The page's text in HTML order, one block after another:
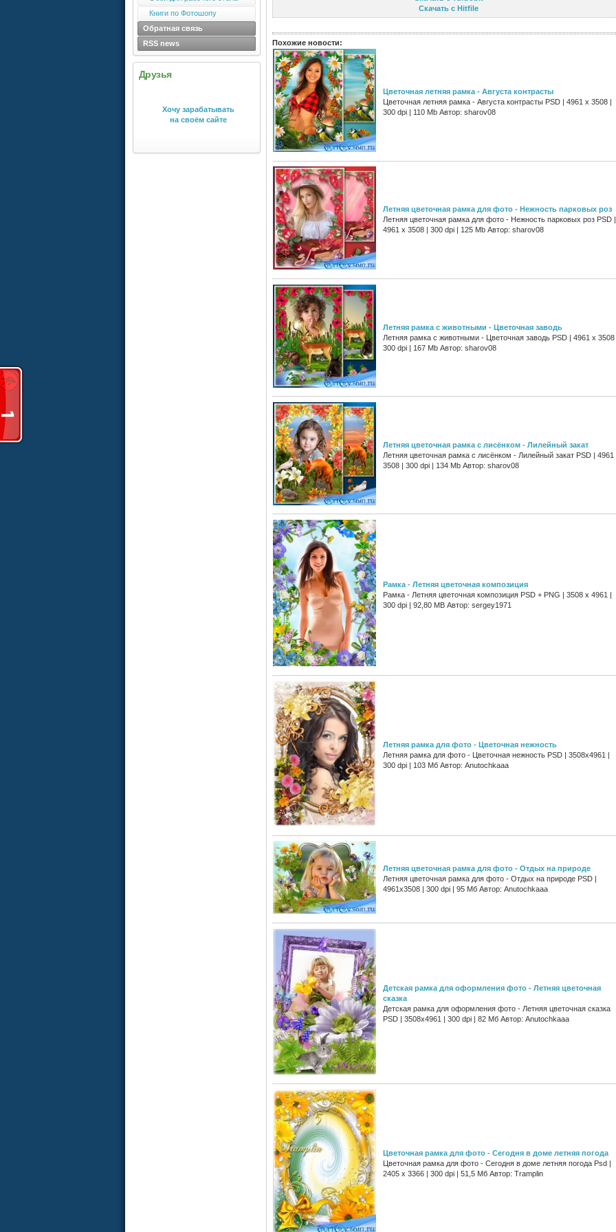
Книги по Фотошопу
Обратная связь
RSS news
Друзья
Хочу зарабатывать
на своём сайте
Скачать с Hitfile
Похожие новости:
Цветочная летняя рамка - Августа контрасты
Цветочная летняя рамка - Августа контрасты PSD | 4961 х 3508 |
300 dpi | 110 Mb Автор: sharov08
Летняя цветочная рамка для фото - Нежность парковых роз
Летняя цветочная рамка для фото - Нежность парковых роз PSD |
4961 х 3508 | 300 dpi | 125 Mb Автор: sharov08
Летняя рамка с животными - Цветочная заводь
Летняя рамка с животными - Цветочная заводь PSD | 4961 х 3508
300 dpi | 167 Mb Автор: sharov08
Летняя цветочная рамка с лисёнком - Лилейный закат
Летняя цветочная рамка с лисёнком - Лилейный закат PSD | 4961
3508 | 300 dpi | 134 Mb Автор: sharov08
Рамка - Летняя цветочная композиция
Рамка - Летняя цветочная композиция PSD + PNG | 3508 x 4961 |
300 dpi | 92,80 MB Автор: sergey1971
Летняя рамка для фото - Цветочная нежность
Летняя рамка для фото - Цветочная нежность PSD | 3508х4961 |
300 dpi | 103 Мб Автор: Anutochkaaa
Летняя цветочная рамка для фото - Отдых на природе
Летняя цветочная рамка для фото - Отдых на природе PSD |
4961х3508 | 300 dpi | 95 Мб Автор: Anutochkaaa
Детская рамка для оформления фото - Летняя цветочная
сказка
Детская рамка для оформления фото - Летняя цветочная сказка
PSD | 3508х4961 | 300 dpi | 82 Мб Автор: Anutochkaaa
Цветочная рамка для фото - Сегодня в доме летняя погода
Цветочная рамка для фото - Сегодня в доме летняя погода Psd |
2405 x 3366 | 300 dpi | 51,5 Мб Автор: Tramplin